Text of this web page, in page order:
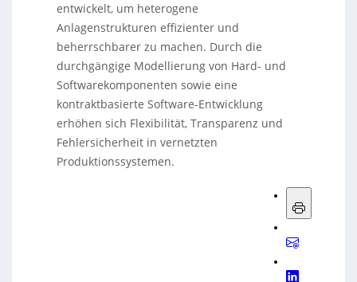
entwickelt, um heterogene
Anlagenstrukturen effizienter und
beherrschbarer zu machen. Durch die
durchgängige Modellierung von Hard- und
Softwarekomponenten sowie eine
kontraktbasierte Software-Entwicklung
erhöhen sich Flexibilität, Transparenz und
Fehlersicherheit in vernetzten
Produktionssystemen.